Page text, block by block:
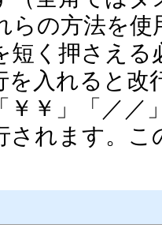
らの方法を
短く押さえる
を入れると
￥￥」「／／
されます。こ